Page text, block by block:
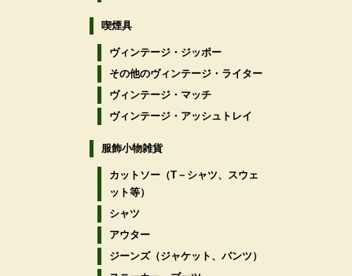
喫煙具
ヴィンテージ・ジッポー
その他のヴィンテージ・ライター
ヴィンテージ・マッチ
ヴィンテージ・アッシュトレイ
服飾小物雑貨
カットソー（T－シャツ、スウェ
ット等）
シャツ
アウター
ジーンズ（ジャケット、パンツ）